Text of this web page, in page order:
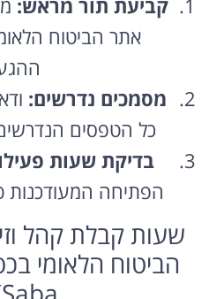
אתר הביטוח
מסמכים נדרשים:
כל הטפסים
בדיקת שעות
הפתיחה
שעות קבלת קהל
Saba)